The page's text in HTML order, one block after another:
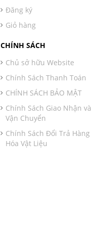
Đăng ký
Giỏ hàng
CHÍNH SÁCH
Chủ sở hữu Website
Chính Sách Thanh Toán
CHÍNH SÁCH BẢO MẬT
Chính Sách Giao Nhận và
Vận Chuyển
Chính Sách Đổi Trả Hàng
Hóa Vật Liệu